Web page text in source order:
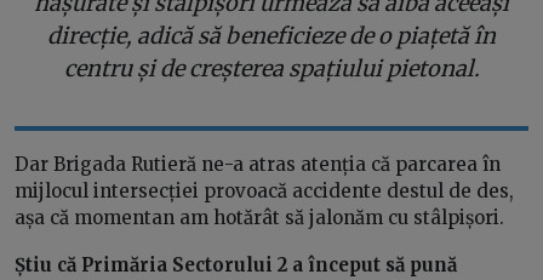
direcție, adică să beneficieze de o piațetă în
centru și de creșterea spațiului pietonal.
Dar Brigada Rutieră ne-a atras atenția că parcarea în
mijlocul intersecției provoacă accidente destul de des,
așa că momentan am hotărât să jalonăm cu stâlpișori.
Știu că Primăria Sectorului 2 a început să pună